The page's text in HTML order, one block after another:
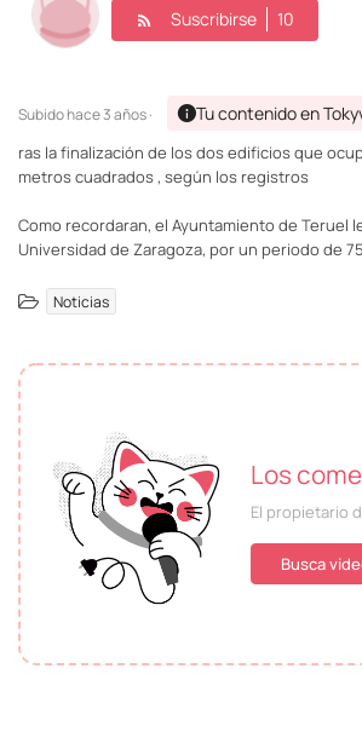
Suscribirse 10
Subidohace 3 años · Tu contenido en
ras la finalización de los dos edificios que
metros cuadrados , según los registros
Como recordaran, el Ayuntamiento de Teruel
Universidad de Zaragoza, por un periodo de
Noticias
Los
El propietario
Busca